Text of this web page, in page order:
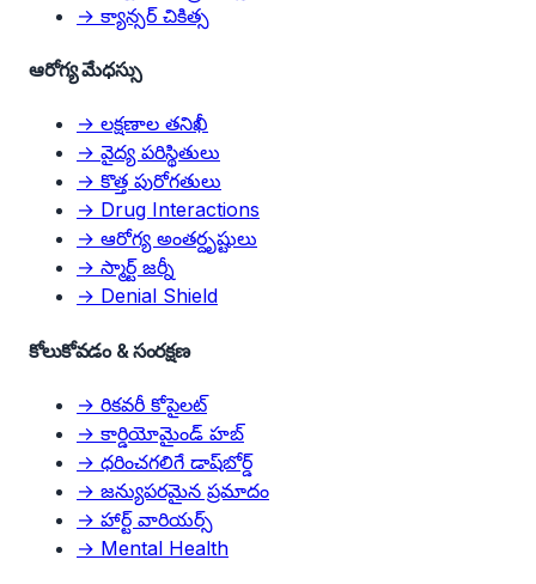
→ క్యాన్సర్ చికిత్స
ఆరోగ్య మేధస్సు
→ లక్షణాల తనిఖీ
→ వైద్య పరిస్థితులు
→ కొత్త పురోగతులు
→ Drug Interactions
→ ఆరోగ్య అంతర్దృష్టులు
→ స్మార్ట్ జర్నీ
→ Denial Shield
కోలుకోవడం & సంరక్షణ
→ రికవరీ కోపైలట్
→ కార్డియోమైండ్ హబ్
→ ధరించగలిగే డాష్‌బోర్డ్
→ జన్యుపరమైన ప్రమాదం
→ హార్ట్ వారియర్స్
→ Mental Health